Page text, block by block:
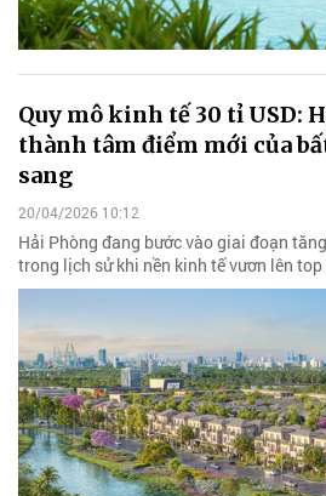
Quy mô kinh tế 30 tỉ USD:
thành tâm điểm mới của
sang
20/04/2026 10:12
Hải Phòng đang bước vào giai đoạn
trong lịch sử khi nền kinh tế vươn lên top